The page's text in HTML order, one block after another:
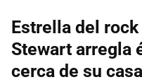
Estrella del rock
Stewart arregla
cerca de su